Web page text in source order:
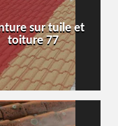
sur tuile et
toiture 77